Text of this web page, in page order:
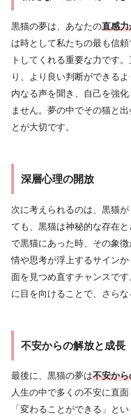
黒猫の夢は、あなたの直感力
は時として私たちの最も信
トしてくれる重要な力です
り、より良い判断ができる
内なる声を聞き、自己を強
ません。夢の中でその猫と
とが大切です。
深層心理の開放
次に考えられるのは、黒猫が
ても、黒猫は神秘的な存在
で黒猫にあった時、その象
情や思考が浮上するサイン
面を見つめ直すチャンスで
に目を向けることで、さら
不安からの解放と成長
最後に、黒猫の夢は不安か
人生の中で多くの不安に直
「変わることができる」と